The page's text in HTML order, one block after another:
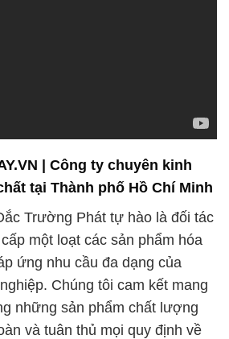
| Công ty chuyên kinh
tại Thành phố Hồ Chí Minh
Trường Phát tự hào là đối tác
một loạt các sản phẩm hóa
ứng nhu cầu đa dạng của
Chúng tôi cam kết mang
những sản phẩm chất lượng
và tuân thủ mọi quy định về